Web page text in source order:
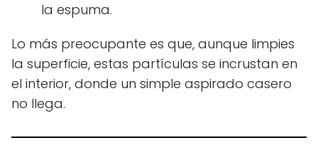
la espuma.
Lo más preocupante es que, aunque limpies
la superficie, estas partículas se incrustan en
el interior, donde un simple aspirado casero
no llega.